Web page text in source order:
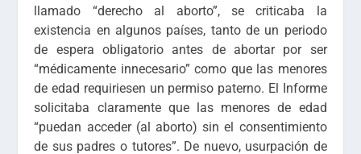
llamado “derecho al aborto”, se criticaba la
existencia en algunos países, tanto de un periodo
de espera obligatorio antes de abortar por ser
“médicamente innecesario” como que las menores
de edad requiriesen un permiso paterno. El Informe
solicitaba claramente que las menores de edad
“puedan acceder (al aborto) sin el consentimiento
de sus padres o tutores”. De nuevo, usurpación de